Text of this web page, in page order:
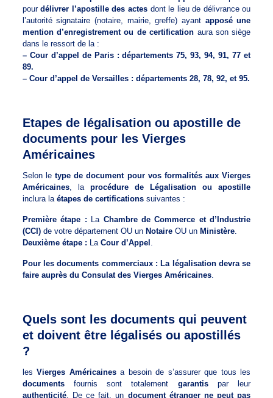
pourdélivrer l’apostille des actesdont le lieu de délivrance ou
l’autorité signataire (notaire, mairie, greffe) ayant apposé une
mention d’enregistrement ou de certification aura son siège
dans le ressort de la :
– Cour d’appel de Paris : départements 75, 93, 94, 91, 77 et
89.
– Cour d’appel de Versailles : départements 28, 78, 92, et 95.
Etapes de légalisation ou apostille de
documents pour les Vierges
Américaines
Selon letype de document pour vos formalités aux Vierges
Américaines, la procédure de Légalisation ou apostille
inclura la étapes de certificationssuivantes :
Première étape : La Chambre de Commerce et d’Industrie
(CCI)de votre département OU un Notaire OU un Ministère.
Deuxième étape : La Cour d’Appel
Pour les documents commerciaux : La légalisation devra se
faire auprès du Consulat des Vierges Américaines.
Quels sont les documents qui peuvent
et doivent être légalisés ou apostillés
?
lesVierges Américainesa besoin de s’assurer que tous les
documentsfournis sont totalement garantispar leur
authenticité. De ce fait, un document étranger ne peut pas